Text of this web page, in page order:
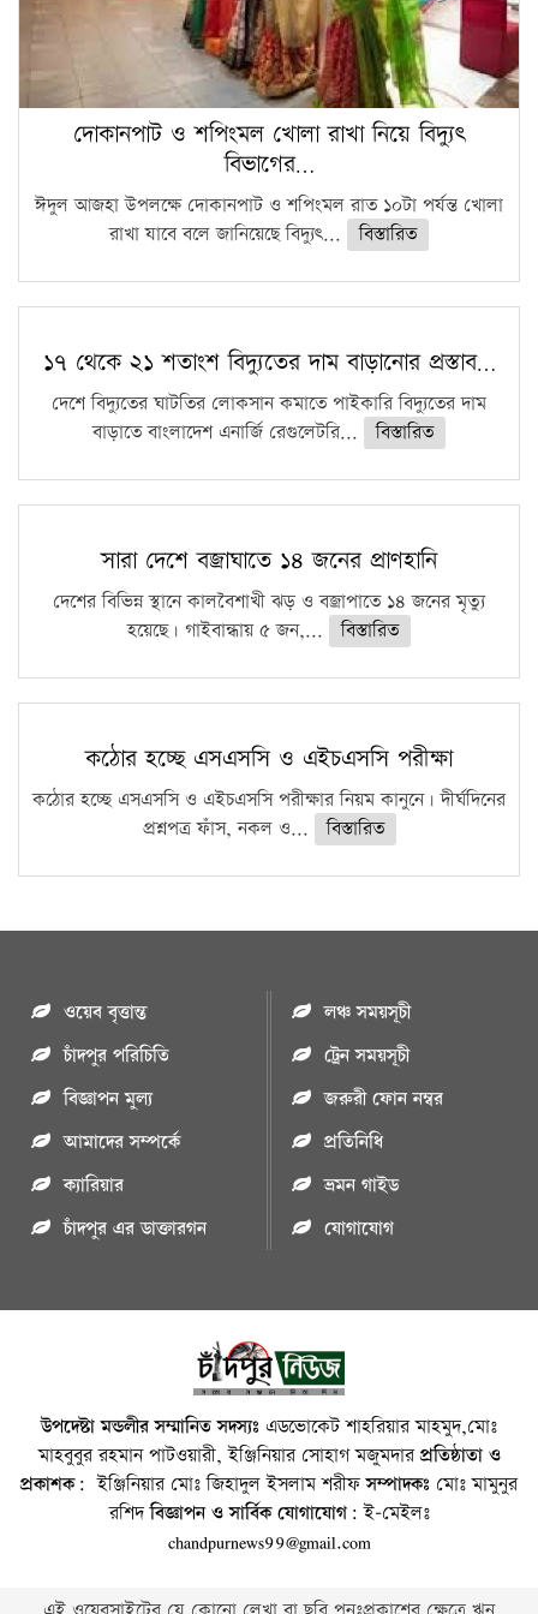
দোকানপাট ও শপিংমল খোলা রাখা নিয়ে বিদ্যুৎ
বিভাগের…
ঈদুল আজহা উপলক্ষে দোকানপাট ও শপিংমল রাত ১০টা পর্যন্ত খোলা
রাখা যাবে বলে জানিয়েছে বিদ্যুৎ...
বিস্তারিত
১৭ থেকে ২১ শতাংশ বিদ্যুতের দাম বাড়ানোর প্রস্তাব…
দেশে বিদ্যুতের ঘাটতির লোকসান কমাতে পাইকারি বিদ্যুতের দাম
বাড়াতে বাংলাদেশ এনার্জি রেগুলেটরি...
বিস্তারিত
সারা দেশে বজ্রাঘাতে ১৪ জনের প্রাণহানি
দেশের বিভিন্ন স্থানে কালবৈশাখী ঝড় ও বজ্রাপাতে ১৪ জনের মৃত্যু
হয়েছে। গাইবান্ধায় ৫ জন,...
বিস্তারিত
কঠোর হচ্ছে এসএসসি ও এইচএসসি পরীক্ষা
কঠোর হচ্ছে এসএসসি ও এইচএসসি পরীক্ষার নিয়ম কানুনে। দীর্ঘদিনের
প্রশ্নপত্র ফাঁস, নকল ও...
বিস্তারিত
ওয়েব বৃত্তান্ত
চাঁদপুর পরিচিতি
বিজ্ঞাপন মুল্য
আমাদের সম্পর্কে
ক্যারিয়ার
চাঁদপুর এর ডাক্তারগন
লঞ্চ সময়সূচী
ট্রেন সময়সূচী
জরুরী ফোন নম্বর
প্রতিনিধি
ভ্রমন গাইড
যোগাযোগ
উপদেষ্টা মন্ডলীর সম্মানিত সদস্যঃ এডভোকেট শাহরিয়ার মাহমুদ,মোঃ
মাহবুবুর রহমান পাটওয়ারী, ইঞ্জিনিয়ার সোহাগ মজুমদারপ্রতিষ্ঠাতা ও
প্রকাশক: ইঞ্জিনিয়ার মোঃ জিহাদুল ইসলাম শরীফসম্পাদকঃ মোঃ মামুনুর
রশিদবিজ্ঞাপন ও সার্বিক যোগাযোগ: ই-মেইলঃ
chandpurnews99@gmail.com